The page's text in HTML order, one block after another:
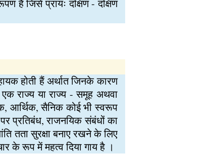
है जिसे प्रायः दक्षिण - दक्षिण
होती हैं अर्थात जिनके कारण
एक राज्य या राज्य - समूह अथवा
आर्थिक, सैनिक कोई भी स्वरूप
प्रतिबंध, राजनयिक संबंधों का
तता सुरक्षा बनाए रखने के लिए
के रूप में महत्व दिया गाय है ।